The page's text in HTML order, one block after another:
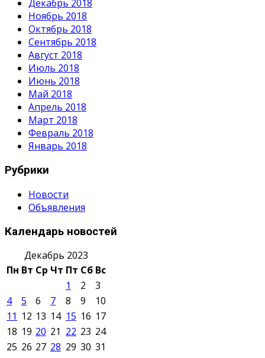
Декабрь 2018
Ноябрь 2018
Октябрь 2018
Сентябрь 2018
Август 2018
Июль 2018
Июнь 2018
Май 2018
Апрель 2018
Март 2018
Февраль 2018
Январь 2018
Рубрики
Новости
Объявления
Календарь новостей
Декабрь 2023
Пн Вт Ср Чт Пт Сб Вс
1
2
3
4
5 6 7 8 9
10
11 12 13 14 15 16 17
18 19 20 21 22 23 24
25 26 27 28 29 30 31